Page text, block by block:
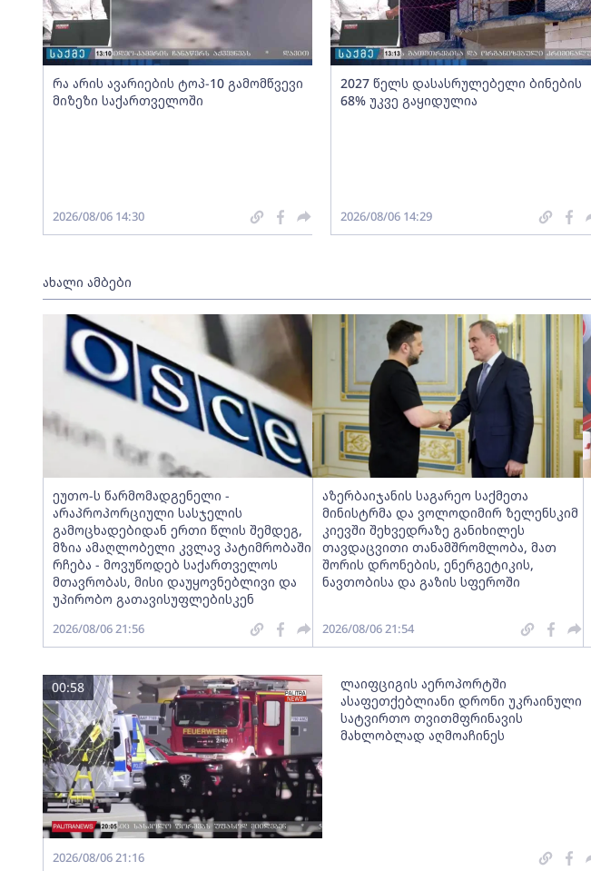
რა არის ავარიების ტოპ-10 გამომწვევი
მიზეზი საქართველოში
2026/08/06 14:30
2027 წელს დასასრულებელი ბინების
68% უკვე გაყიდულია
2026/08/06 14:29
ახალი ამბები
ეუთო-ს წარმომადგენელი -
არაპროპორციული სასჯელის
გამოცხადებიდან ერთი წლის შემდეგ,
მზია ამაღლობელი კვლავ პატიმრობაში
რჩება - მოვუწოდებ საქართველოს
მთავრობას, მისი დაუყოვნებლივი და
უპირობო გათავისუფლებისკენ
2026/08/06 21:56
აზერბაიჯანის საგარეო საქმეთა
მინისტრმა და ვოლოდიმირ ზელენსკიმ
კიევში შეხვედრაზე განიხილეს
თავდაცვითი თანამშრომლობა, მათ
შორის დრონების, ენერგეტიკის,
ნავთობისა და გაზის სფეროში
2026/08/06 21:54
ლაიფციგის აეროპორტში
ასაფეთქებლიანი დრონი უკრაინული
სატვირთო თვითმფრინავის
მახლობლად აღმოაჩინეს
00:58
2026/08/06 21:16